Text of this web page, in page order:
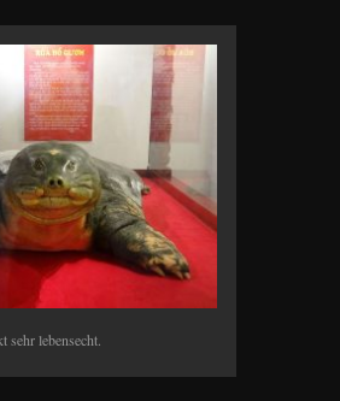
sehr lebensecht.